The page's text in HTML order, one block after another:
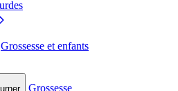
Grossesse et enfants
Grossesse